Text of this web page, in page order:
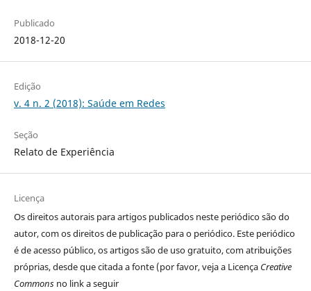
Publicado
2018-12-20
Edição
v. 4 n. 2 (2018): Saúde em Redes
Seção
Relato de Experiência
Licença
Os direitos autorais para artigos publicados neste periódico são do
autor, com os direitos de publicação para o periódico. Este periódico
é de acesso público, os artigos são de uso gratuito, com atribuições
próprias, desde que citada a fonte (por favor, veja a Licença Creative
Commonsno link a seguir